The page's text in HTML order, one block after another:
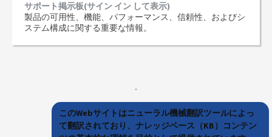
サポート掲示板(サイン イン して表示)
製品の可用性、機能、パフォーマンス、信頼性、およびシ
ステム構成に関する重要な情報。
このWebサイトはニューラル機械翻訳ツールによっ
て翻訳されており、ナレッジベース（KB）コンテン